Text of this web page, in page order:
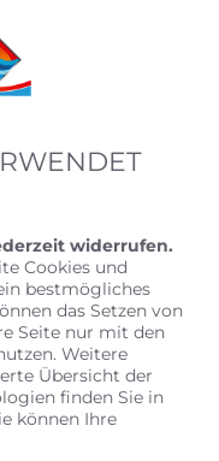
»Komfort-Bad
widerrufen.
Cookies und
bestmögliches
das Setzen von
Seite nur mit den
Weitere
Übersicht der
finden Sie in
können Ihre